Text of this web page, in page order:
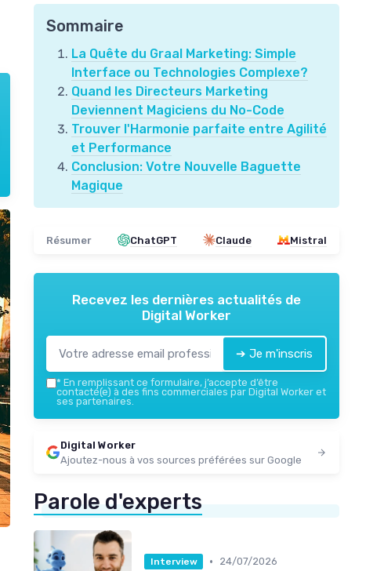
Sommaire
La Quête du Graal Marketing: Simple
Interface ou Technologies Complexe?
Quand les Directeurs Marketing
Deviennent Magiciens du No-Code
Trouver l'Harmonie parfaite entre Agilité
et Performance
Conclusion: Votre Nouvelle Baguette
Magique
Résumer ChatGPT Claude Mistral
Recevez les dernières actualités de
Digital Worker
➔ Je m'inscris
* En remplissant ce formulaire, j’accepte d’être
contacté(e) à des fins commerciales par Digital Worker et
ses partenaires.
Digital Worker
Ajoutez-nous à vos sources préférées sur Google
Parole d'experts
Interview •
24/07/2026